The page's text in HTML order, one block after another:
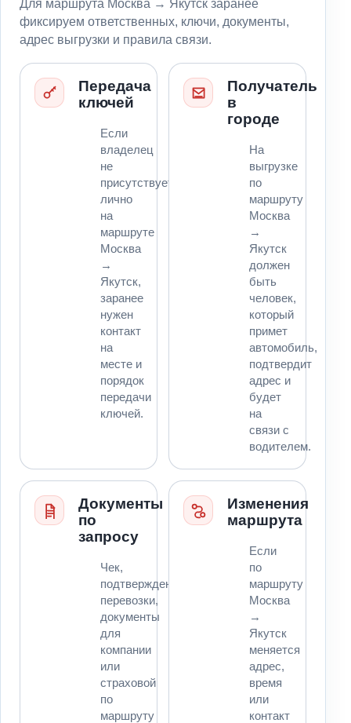
Для маршрута Москва → Якутск заранее
фиксируем ответственных, ключи, документы,
адрес выгрузки и правила связи.
Передача
ключей
Если
владелец
не
присутствует
лично
на
маршруте
Москва
→
Якутск,
заранее
нужен
контакт
на
месте и
порядок
передачи
ключей.
Получатель
в
городе
На
выгрузке
по
маршруту
Москва
→
Якутск
должен
быть
человек,
который
примет
автомобиль,
подтвердит
адрес и
будет
на
связи с
водителем.
Документы
по
запросу
Чек,
подтверждение
перевозки,
документы
для
компании
или
страховой
по
маршруту
Изменения
маршрута
Если
по
маршруту
Москва
→
Якутск
меняется
адрес,
время
или
контакт